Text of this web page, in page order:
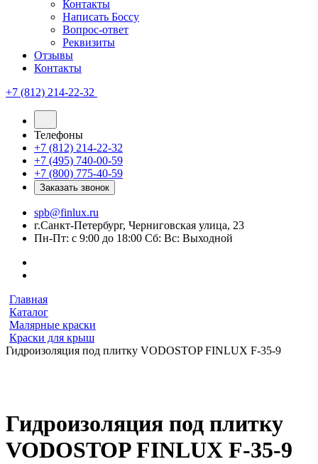
Контакты
Написать Боссу
Вопрос-ответ
Реквизиты
Отзывы
Контакты
+7 (812) 214-22-32
Телефоны
+7 (812) 214-22-32
+7 (495) 740-00-59
+7 (800) 775-40-59
Заказать звонок
spb@finlux.ru
г.Санкт-Петербург, Черниговская улица, 23
Пн-Пт: с 9:00 до 18:00 Сб: Вс: Выходной
Главная
Каталог
Малярные краски
Краски для крыш
Гидроизоляция под плитку VODOSTOP FINLUX F-35-9
Гидроизоляция под плитку
VODOSTOP FINLUX F-35-9